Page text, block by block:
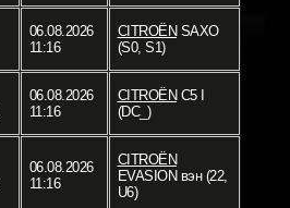
06.08.2026
11:16
CITROËNSAXO
(S0, S1)
06.08.2026
11:16
CITROËNC5 I
(DC_)
06.08.2026
11:16
CITROËN
EVASION вэн (22,
U6)